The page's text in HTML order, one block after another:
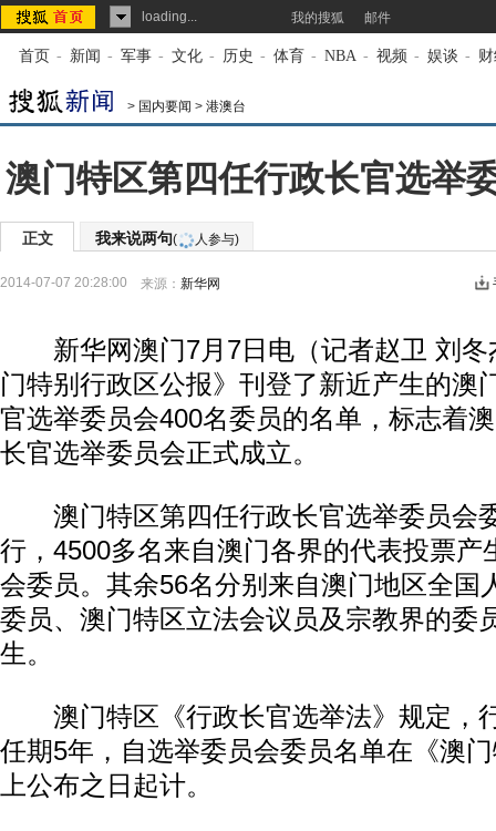
loading... 我的搜狐 邮件
首页 - 新闻 - 军事 - 文化 - 历史 - 体育 - NBA - 视频 - 娱谈 -
> 国内要闻 > 港澳台
澳门特区第四任行政长官选举
正文 我来说两句( 人参与)
2014-07-07 20:28:00 来源： 新华网
新华网澳门7月7日电（记者赵卫 刘冬
门特别行政区公报》刊登了新近产生的澳
官选举委员会400名委员的名单，标志着
长官选举委员会正式成立。
澳门特区第四任行政长官选举委员会
行，4500多名来自澳门各界的代表投票产
会委员。其余56名分别来自澳门地区全国
委员、澳门特区立法会议员及宗教界的委
生。
澳门特区《行政长官选举法》规定，
任期5年，自选举委员会委员名单在《澳
上公布之日起计。